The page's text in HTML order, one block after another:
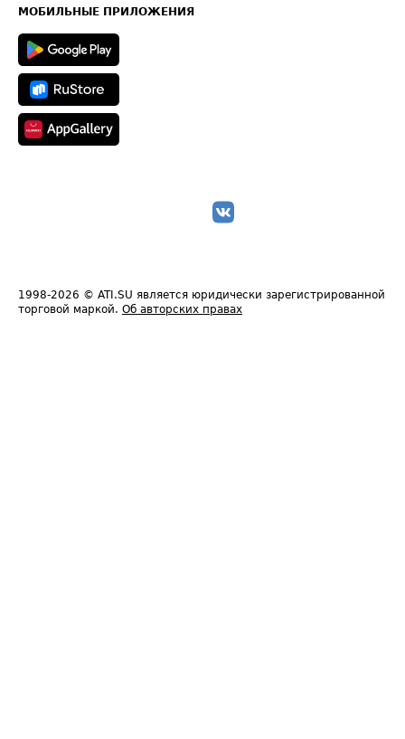
Техническая информация
МОБИЛЬНЫЕ ПРИЛОЖЕНИЯ
1998-2026 © ATI.SU является юридически зарегистрированной
торговой маркой. Об авторских правах